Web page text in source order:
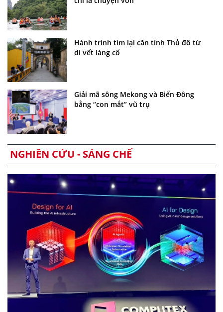
Hành trình tìm lại căn tính Thủ đô từ
di vết làng cổ
Giải mã sông Mekong và Biển Đông
bằng “con mắt” vũ trụ
NGHIÊN CỨU - SÁNG CHẾ